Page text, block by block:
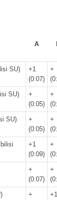
A
SU)
+1
(0:07)
+
SU)
+
(0:05)
+
SU)
+
(0:05)
+
+1
(0:09)
+
+
(0:07)
+
+
+1